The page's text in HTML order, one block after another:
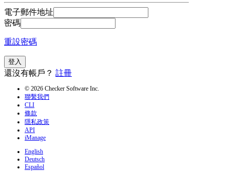
電子郵件地址
密碼
重設密碼
登入
還沒有帳戶？ 註冊
© 2026 Checker Software Inc.
聯繫我們
CLI
條款
隱私政策
API
iManage
English
Deutsch
Español